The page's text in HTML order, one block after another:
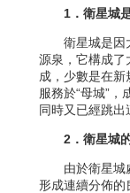
1．衛星城
衛星城是因大
源泉，它構成了
成，少數是在新
服務於“母城”，
同時又已經跳出
2．衛星城
由於衛星城處
形成連續分佈的